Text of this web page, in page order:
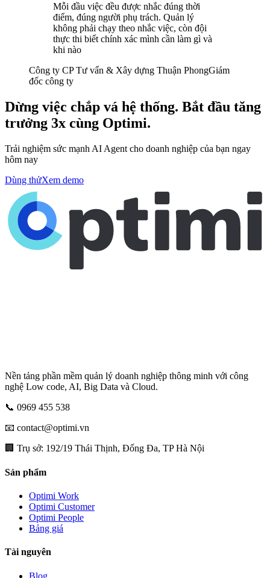
Mỗi đầu việc đều được nhắc đúng thời
điểm, đúng người phụ trách. Quản lý
không phải chạy theo nhắc việc, còn đội
thực thi biết chính xác mình cần làm gì và
khi nào
Công ty CP Tư vấn & Xây dựng Thuận PhongGiám
đốc công ty
Dừng việc chắp vá hệ thống. Bắt đầu tăng
trưởng 3x cùng Optimi.
Trải nghiệm sức mạnh AI Agent cho doanh nghiệp của bạn ngay
hôm nay
Dùng thửXem demo
Nền tảng phần mềm quản lý doanh nghiệp thông minh với công
nghệ Low code, AI, Big Data và Cloud.
📞 0969 455 538
📧 contact@optimi.vn
🏢 Trụ sở: 192/19 Thái Thịnh, Đống Đa, TP Hà Nội
Sản phẩm
Optimi Work
Optimi Customer
Optimi People
Bảng giá
Tài nguyên
Blog